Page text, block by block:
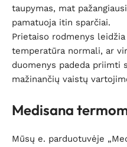
taupymas, mat
pamatuoja itin sparčiai.
Prietaiso rodmenys
temperatūra normali, ar
duomenys padeda priimti
mažinančių vaistų
Medisana
Mūsų e. parduotuvėje